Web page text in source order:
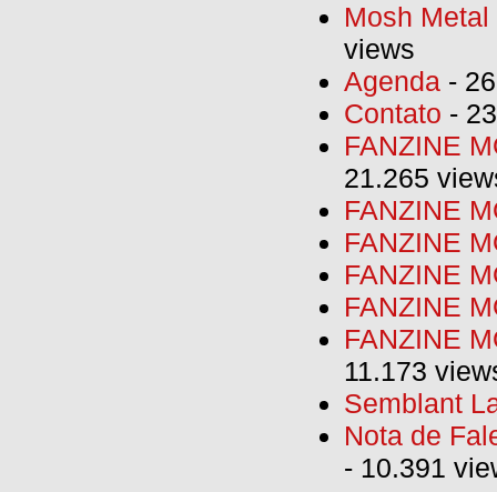
Mosh
views
Agenda -
Contato -
FANZINE
21.265
FANZINE
FANZINE
FANZINE
FANZINE
FANZINE
11.173
Semblant
Nota de
- 10.391